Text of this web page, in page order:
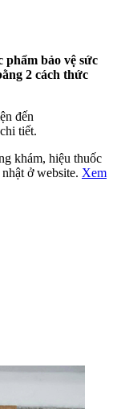
phẩm bảo vệ sức
2 cách thức
đến
tiết.
khám, hiệu thuốc
ở website. Xem